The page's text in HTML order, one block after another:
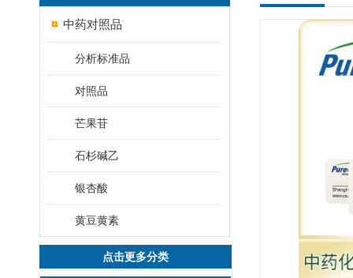
中药对照品
分析标准品
对照品
芒果苷
石杉碱乙
银杏酸
黄豆黄素
点击更多分类